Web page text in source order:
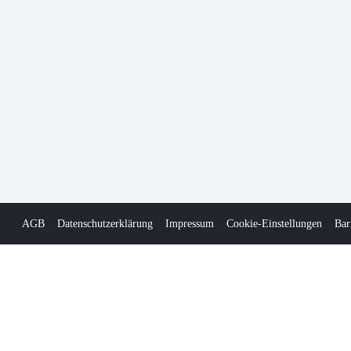
AGB Datenschutzerklärung Impressum Cookie-Einstellungen